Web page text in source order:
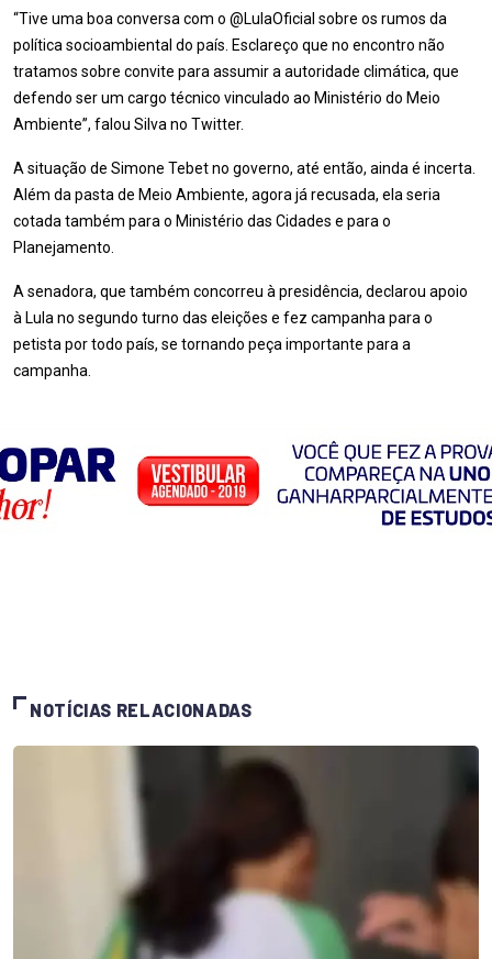
“Tive uma boa conversa com o @LulaOficial sobre os rumos da
política socioambiental do país. Esclareço que no encontro não
tratamos sobre convite para assumir a autoridade climática, que
defendo ser um cargo técnico vinculado ao Ministério do Meio
Ambiente”, falou Silva no Twitter.
A situação de Simone Tebet no governo, até então, ainda é incerta.
Além da pasta de Meio Ambiente, agora já recusada, ela seria
cotada também para o Ministério das Cidades e para o
Planejamento.
A senadora, que também concorreu à presidência, declarou apoio
à Lula no segundo turno das eleições e fez campanha para o
petista por todo país, se tornando peça importante para a
campanha.
NOTÍCIAS RELACIONADAS